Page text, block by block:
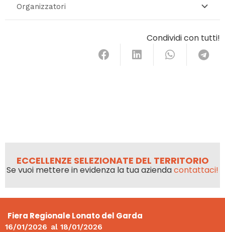
Organizzatori
Condividi con tutti!
ECCELLENZE SELEZIONATE DEL TERRITORIO
Se vuoi mettere in evidenza la tua aziendacontattaci!
Fiera Regionale Lonato del Garda
16/01/2026 al 18/01/2026